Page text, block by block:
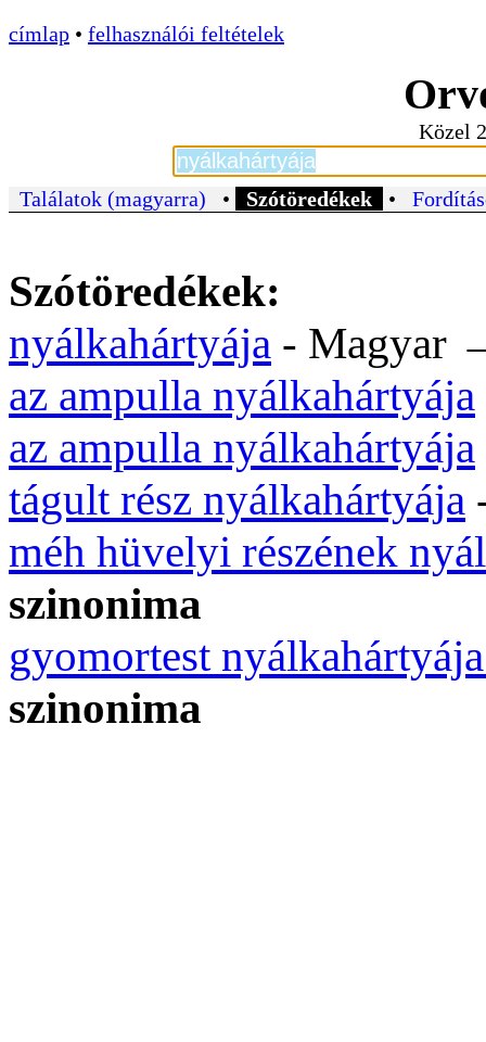
címlap • felhasználói feltételek
Közel
Találatok (magyarra) • Szótöredékek •
Szótöredékek:
nyálkahártyája - Magyar
az ampulla nyálkahártyája
az ampulla nyálkahártyája
tágult rész nyálkahártyája
méh hüvelyi részének
szinonima
gyomortest
szinonima